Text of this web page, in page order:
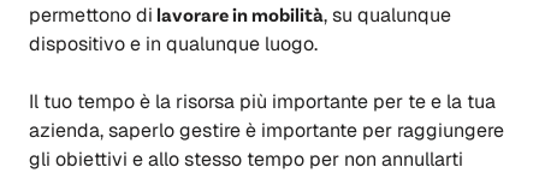
permettono di lavorare in mobilità, su qualunque
dispositivo e in qualunque luogo.
Il tuo tempo è la risorsa più importante per te e la tua
azienda, saperlo gestire è importante per raggiungere
gli obiettivi e allo stesso tempo per non annullarti